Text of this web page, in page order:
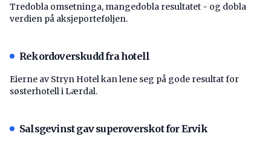
Tredobla omsetninga, mangedobla resultatet - og dobla
verdien på aksjeporteføljen.
Rekordoverskudd fra hotell
Eierne av Stryn Hotel kan lene seg på gode resultat for
søsterhotell i Lærdal.
Salsgevinst gav superoverskot for Ervik